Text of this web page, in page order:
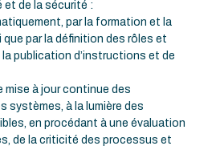
et de la sécurité :
par la formation et la
par la définition des rôles et
publication d’instructions et de
mise à jour continue des
systèmes, à la lumière des
en procédant à une évaluation
de la criticité des processus et